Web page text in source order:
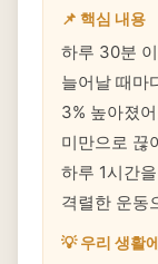
📌 핵심 내용
하루 30분
늘어날 때마
3% 높아졌
미만으로 끊
하루 1시간
격렬한 운동
💡 우리 생활